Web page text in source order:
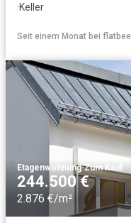
·Keller
Seit einem Monat bei flatbee
Etagenwohnung·Zum Kauf
244.500 €
2.876 €/m²